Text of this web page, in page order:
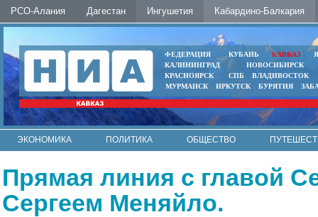
РСО-Алания Дагестан Ингушетия Кабардино-Балкария
ФЕДЕРАЦИЯ КУБАНЬ КАВКАЗ
КАЛИНИНГРАД
НОВОСИБИРСК
КРАСНОЯРСК
СПБ
ВЛАДИВОСТОК
МУРМАНСК
ИРКУТСК БУРЯТИЯ
ЭКОНОМИКА ПОЛИТИКА ОБЩЕСТВО
Прямая линия с главой
Сергеем Меняйло.